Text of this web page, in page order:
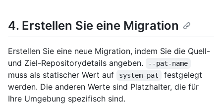
4. Erstellen Sie eine Migration
Erstellen Sie eine neue Migration, indem Sie die Quell-
und Ziel-Repositorydetails angeben.
--pat-name
muss als statischer Wert auf system-pat
festgelegt
werden. Die anderen Werte sind Platzhalter, die für
Ihre Umgebung spezifisch sind.